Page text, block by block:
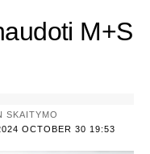
M+S
OCTOBER 30 19:53
SKAITYMO